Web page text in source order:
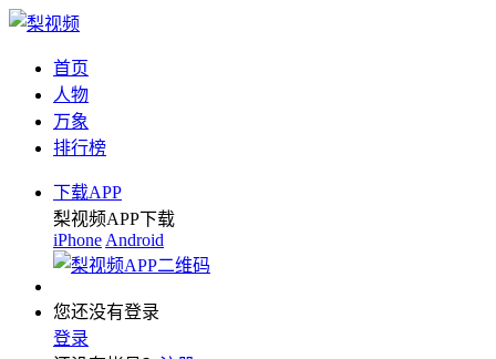
首页
人物
万象
排行榜
下载APP
梨视频APP下载
iPhone Android
您还没有登录
登录